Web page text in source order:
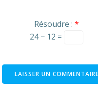
Résoudre : *
24 − 12 =